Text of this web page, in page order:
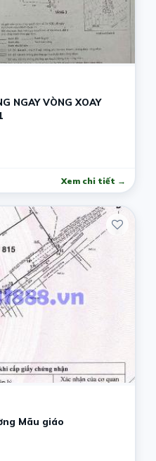
NGAY VÒNG XOAY
Xem chi tiết →
Mãu giáo